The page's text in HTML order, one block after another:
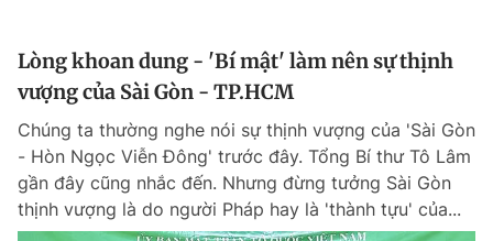
Chuyên mục khác
Chào ngày mới Tin 24h
Thông tin tài khoản
Đổi mật khẩu
Tin đã lưu
Tin đã xem
Lòng khoan dung - 'Bí mật' làm nên sự thịnh
vượng của Sài Gòn - TP.HCM
Chúng ta thường nghe nói sự thịnh vượng của 'Sài Gòn
- Hòn Ngọc Viễn Đông' trước đây. Tổng Bí thư Tô Lâm
gần đây cũng nhắc đến. Nhưng đừng tưởng Sài Gòn
thịnh vượng là do người Pháp hay là 'thành tựu' của...